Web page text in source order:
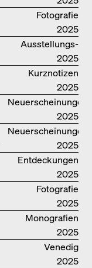
Fotografie
2025
Ausstellungs­
kataloge
2025
Kurznotizen
2025
Neuerscheinungen
2025
Neuerscheinungen
2025
Entdeckungen
2025
Fotografie
2025
Monografien
2025
Venedig
2025